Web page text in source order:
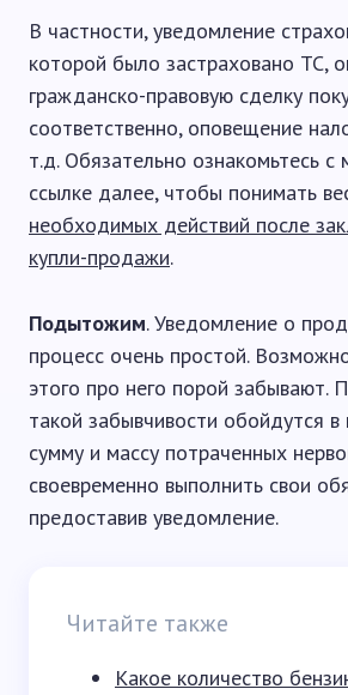
В частности, уведомление
которой было застраховано ТС,
гражданско-правовую сделку
соответственно, оповещение
т.д. Обязательно ознакомьтесь
ссылке далее, чтобы понимать
необходимых действий после
купли-продажи.
Подытожим. Уведомление о
процесс очень простой.
этого про него порой забывают.
такой забывчивости обойдутся в
сумму и массу потраченных
своевременно выполнить свои
предоставив уведомление.
Читайте также
Какое количество